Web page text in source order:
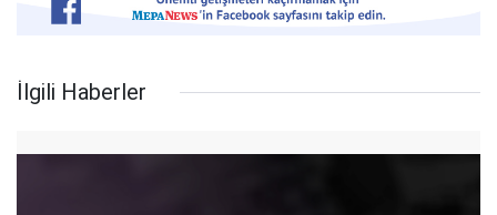
İlgili Haberler